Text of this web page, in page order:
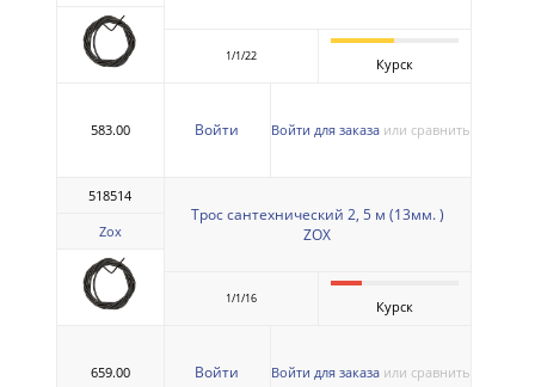
1/1/22 Курск
583.00 Войти Войти для заказа или сравнить
518514
Zox
Трос сантехнический 2, 5 м (13мм. )
ZOX
1/1/16 Курск
659.00 Войти Войти для заказа или сравнить